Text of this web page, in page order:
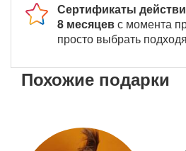
Сертификаты
8 месяцевс момента
просто выбрать
Похожие подарки